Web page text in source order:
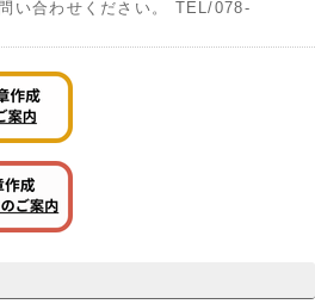
い合わせください。 TEL/078-